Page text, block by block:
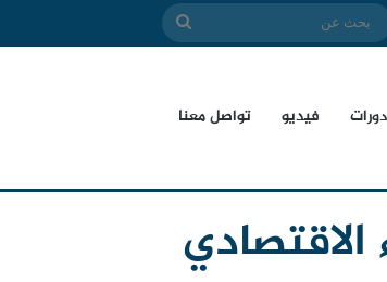
بحث
دورات فيديو تواصل معنا